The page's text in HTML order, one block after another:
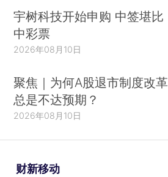
宇树科技开始申购 中签堪比
中彩票
2026年08月10日
聚焦｜为何A股退市制度改革
总是不达预期？
2026年08月10日
财新移动